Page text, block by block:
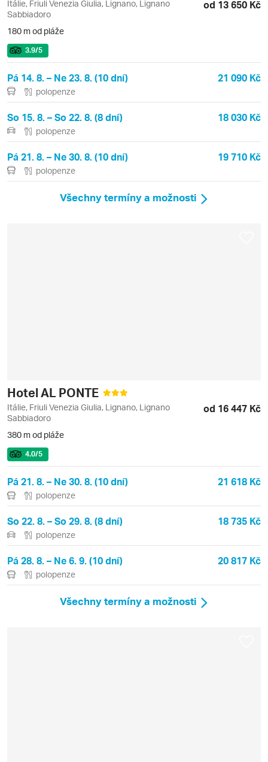
Itálie, Friuli Venezia Giulia, Lignano, Lignano
Sabbiadoro
od 13 650 Kč
180 m od pláže
3.9/5
Pá 14. 8. – Ne 23. 8. (10 dní) 21 090 Kč
polopenze
So 15. 8. – So 22. 8. (8 dní) 18 030 Kč
polopenze
Pá 21. 8. – Ne 30. 8. (10 dní) 19 710 Kč
polopenze
Všechny termíny a možnosti
Hotel AL PONTE
Itálie, Friuli Venezia Giulia, Lignano, Lignano
Sabbiadoro
od 16 447 Kč
380 m od pláže
4.0/5
Pá 21. 8. – Ne 30. 8. (10 dní) 21 618 Kč
polopenze
So 22. 8. – So 29. 8. (8 dní) 18 735 Kč
polopenze
Pá 28. 8. – Ne 6. 9. (10 dní) 20 817 Kč
polopenze
Všechny termíny a možnosti